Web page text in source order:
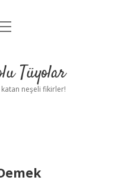
UyarıTüyolar
neşeli fikirler!